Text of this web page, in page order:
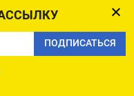
ПОДПИСАТЬСЯ
послание Путина
год.